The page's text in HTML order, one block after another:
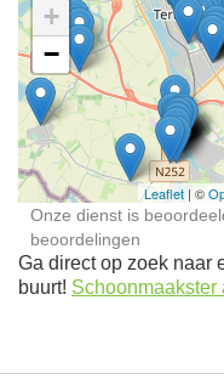
Ontdek meer
jou in de
+
−
Leaflet | ©
Onze dienst is
beoordelingen
Ga direct op zoek naar
buurt! Schoonmaakster